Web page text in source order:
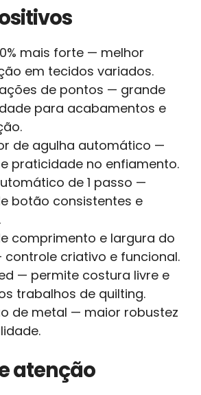
mais forte — melhor
em tecidos variados.
de pontos — grande
para acabamentos e
de agulha automático —
praticidade no enfiamento.
de 1 passo —
botão consistentes e
comprimento e largura do
criativo e funcional.
— permite costura livre e
trabalhos de quilting.
de metal — maior robustez
atenção